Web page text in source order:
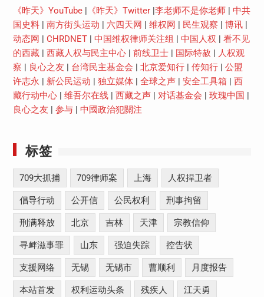
《昨天》YouTube| 《昨天》Twitter| 李老师不是你老师| 中共
国史料| 南方街头运动 六四天网 维权网 民生观察 博讯|
动态网
CHRDNET| 中国维权律师关注组 中国人权
看不见
的西藏| 西藏人权与民主中心| 前线卫士| 国际特赦
人权观
察
良心之友 台湾民主基金会 北京爱知行| 传知行| 公盟
许志永
新公民运动 独立媒体| 全球之声| 安全工具箱
西
藏行动中心| 维吾尔在线| 西藏之声| 对话基金会 玫瑰中国
良心之友
参与| 中國政治犯關注
标签
709大抓捕 709律师案 上海 人权捍卫者
倡导行动 公开信 公民权利 刑事拘留
刑满释放 北京 吉林 天津 宗教信仰
寻衅滋事罪 山东 强迫失踪 控告状
支援网络 无锡 无锡市 曹顺利 月度报告
本站首发 权利运动头条 残疾人 江天勇